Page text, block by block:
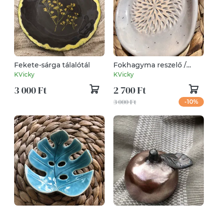
Fekete-sárga tálalótál
KVicky
3 000 Ft
Fokhagyma reszelő /
fakanáltartó - piros
KVicky
2 700 Ft
3 000 Ft -10%